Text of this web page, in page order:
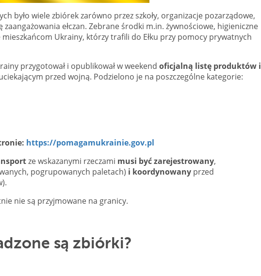
było wiele zbiórek zarówno przez szkoły, organizacje pozarządowe,
ełczan. Zebrane środki m.in. żywnościowe, higieniczne
Ukrainy, którzy trafili do Ełku przy pomocy prywatnych
przygotował i opublikował w weekend oficjalną listę produktów i
przed wojną. Podzielono je na poszczególne kategorie:
https://pomagamukrainie.gov.pl
ze wskazanymi rzeczami musi być zarejestrowany,
pogrupowanych paletach) i koordynowany przed
nie są przyjmowane na granicy.
są zbiórki?